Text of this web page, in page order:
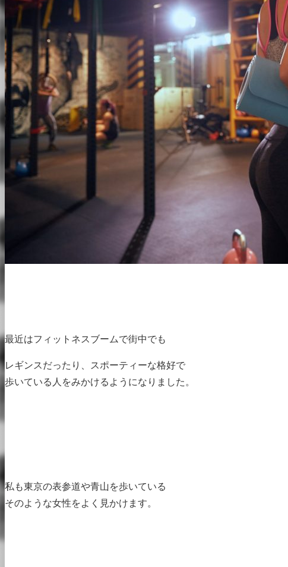
最近はフィットネスブームで街中でも
レギンスだったり
スポーティーな格好で
歩いている人をみかけるようになりました。
私も東京の表参道や青山を歩いている
そのような女性をよく見かけます。